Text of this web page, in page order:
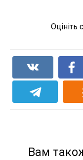
Оцініть
Вам